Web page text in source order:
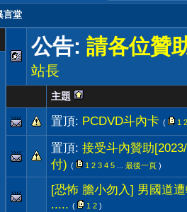
言堂
公告: 請各位贊
站長
主題
置頂: PCDVD斗內卡 ( 1 2
置頂: 接受斗內贊助
付) ( 1 2 3 4 5 最後一頁 )
[恐怖 膽小勿入] 男國道
..... ( 1 2 )